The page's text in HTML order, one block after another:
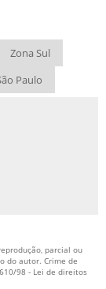
Zona Sul
Paulo
parcial ou
do autor. Crime de
98 - Lei de direitos